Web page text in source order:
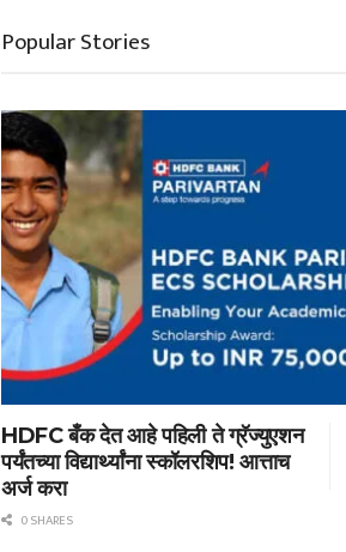
Popular Stories
HDFC बँक देत आहे पहिली ते ग्रॅज्युएशन
पर्यंतच्या विद्यार्थ्यांना स्कॉलरशिप! आत्ताच
अर्ज करा
0 SHARES